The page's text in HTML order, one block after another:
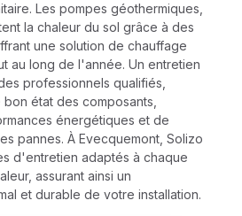
Les pompes géothermiques,
la chaleur du sol grâce à des
une solution de chauffage
au long de l'année. Un entretien
professionnels qualifiés,
état des composants,
énergétiques et de
pannes. À Evecquemont, Solizo
d'entretien adaptés à chaque
assurant ainsi un
et durable de votre installation.